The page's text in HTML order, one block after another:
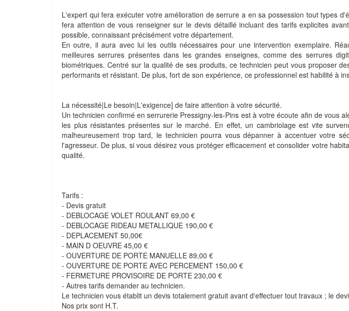
L'expert qui fera exécuter votre amélioration de serrure a en sa possession tout types
fera attention de vous renseigner sur le devis détaillé incluant des tarifs explicites
possible, connaissant précisément votre département.
En outre, il aura avec lui les outils nécessaires pour une intervention exemplaire.
meilleures serrures présentes dans les grandes enseignes, comme des serrures
biométriques. Centré sur la qualité de ses produits, ce technicien peut vous proposer
performants et résistant. De plus, fort de son expérience, ce professionnel est habilité à
La nécessité|Le besoin|L'exigence] de faire attention à votre sécurité.
Un technicien confirmé en serrurerie Pressigny-les-Pins est à votre écoute afin de vous
les plus résistantes présentes sur le marché. En effet, un cambriolage est vite
malheureusement trop tard, le technicien pourra vous dépanner à accentuer votre
l'agresseur. De plus, si vous désirez vous protéger efficacement et consolider votre
qualité.
Tarifs :
- Devis gratuit
- DEBLOCAGE VOLET ROULANT 69,00 €
- DEBLOCAGE RIDEAU METALLIQUE 190,00 €
- DEPLACEMENT 50,00€
- MAIN D OEUVRE 45,00 €
- OUVERTURE DE PORTE MANUELLE 89,00 €
- OUVERTURE DE PORTE AVEC PERCEMENT 150,00 €
- FERMETURE PROVISOIRE DE PORTE 230,00 €
- Autres tarifs demander au technicien.
Le technicien vous établit un devis totalement gratuit avant d'effectuer tout travaux ; le
Nos prix sont H.T.